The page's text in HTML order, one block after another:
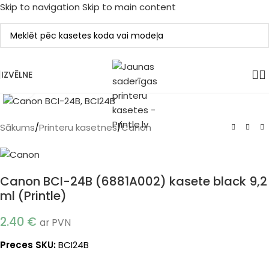
Skip to navigation Skip to main content
IZVĒLNE
Klikšķiniet, lai palielinātu
Sākums/Printeru kasetnes/Canon
Canon BCI-24B (6881A002) kasete black 9,2
ml (Printle)
2.40 € ar PVN
Preces SKU:BCI24B